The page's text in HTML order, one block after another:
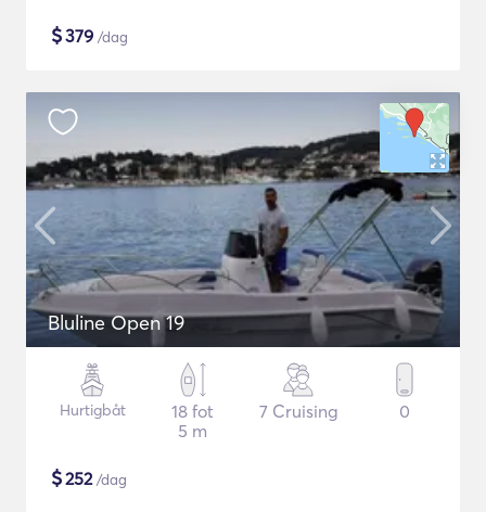
$379 /dag
Bluline Open 19
Hurtigbåt
18 fot
5 m
7 Cruising 0
$252/dag